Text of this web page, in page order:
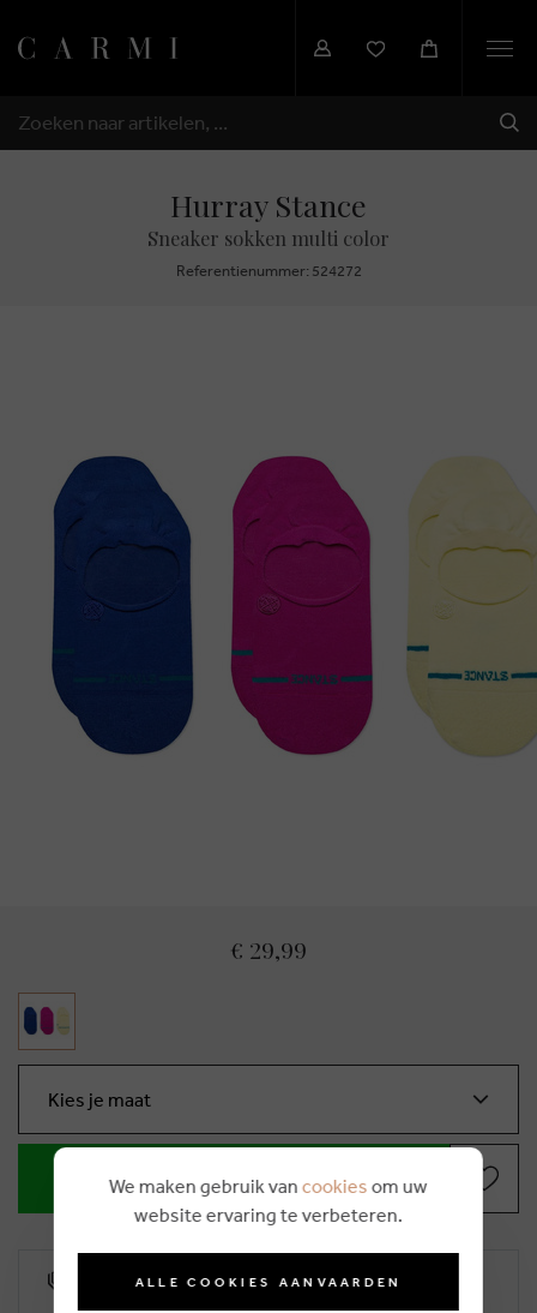
ZOEKEN
Hurray Stance
Sneaker sokken multi color
Referentienummer: 524272
€ 29,99
Kies je maat
IN WINKELMANDJE
10% klantenkorting
We maken gebruik van cookies om uw
website ervaring te verbeteren.
ALLE COOKIES AANVAARDEN